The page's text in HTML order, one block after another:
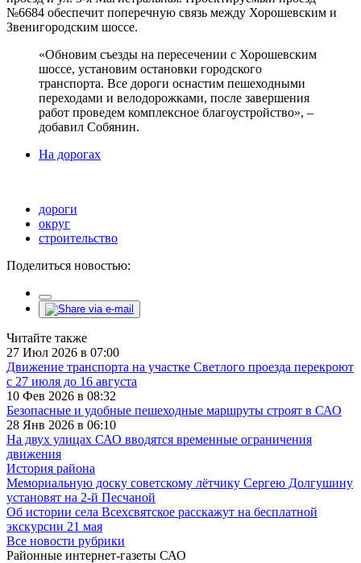
№6684 обеспечит поперечную связь между Хорошевским и
Звенигородским шоссе.
«Обновим съезды на пересечении с Хорошевским
шоссе, установим остановки городского
транспорта. Все дороги оснастим пешеходными
переходами и велодорожками, после завершения
работ проведем комплексное благоустройство», –
добавил Собянин.
На дорогах
дороги
округ
строительство
Поделиться новостью:
Читайте также
27 Июл 2026 в 07:00
Движение транспорта на участке Светлого проезда перекроют
с 27 июля до 16 августа
10 Фев 2026 в 08:32
Безопасные и удобные пешеходные маршруты строят в САО
28 Янв 2026 в 06:10
На двух улицах САО вводятся временные ограничения
движения
История района
Мемориальную доску советскому лётчику Сергею Долгушину
установят на 2-й Песчаной
Об истории села Всехсвятское расскажут на бесплатной
экскурсии 21 мая
Все новости рубрики
Районные интернет-газеты САО